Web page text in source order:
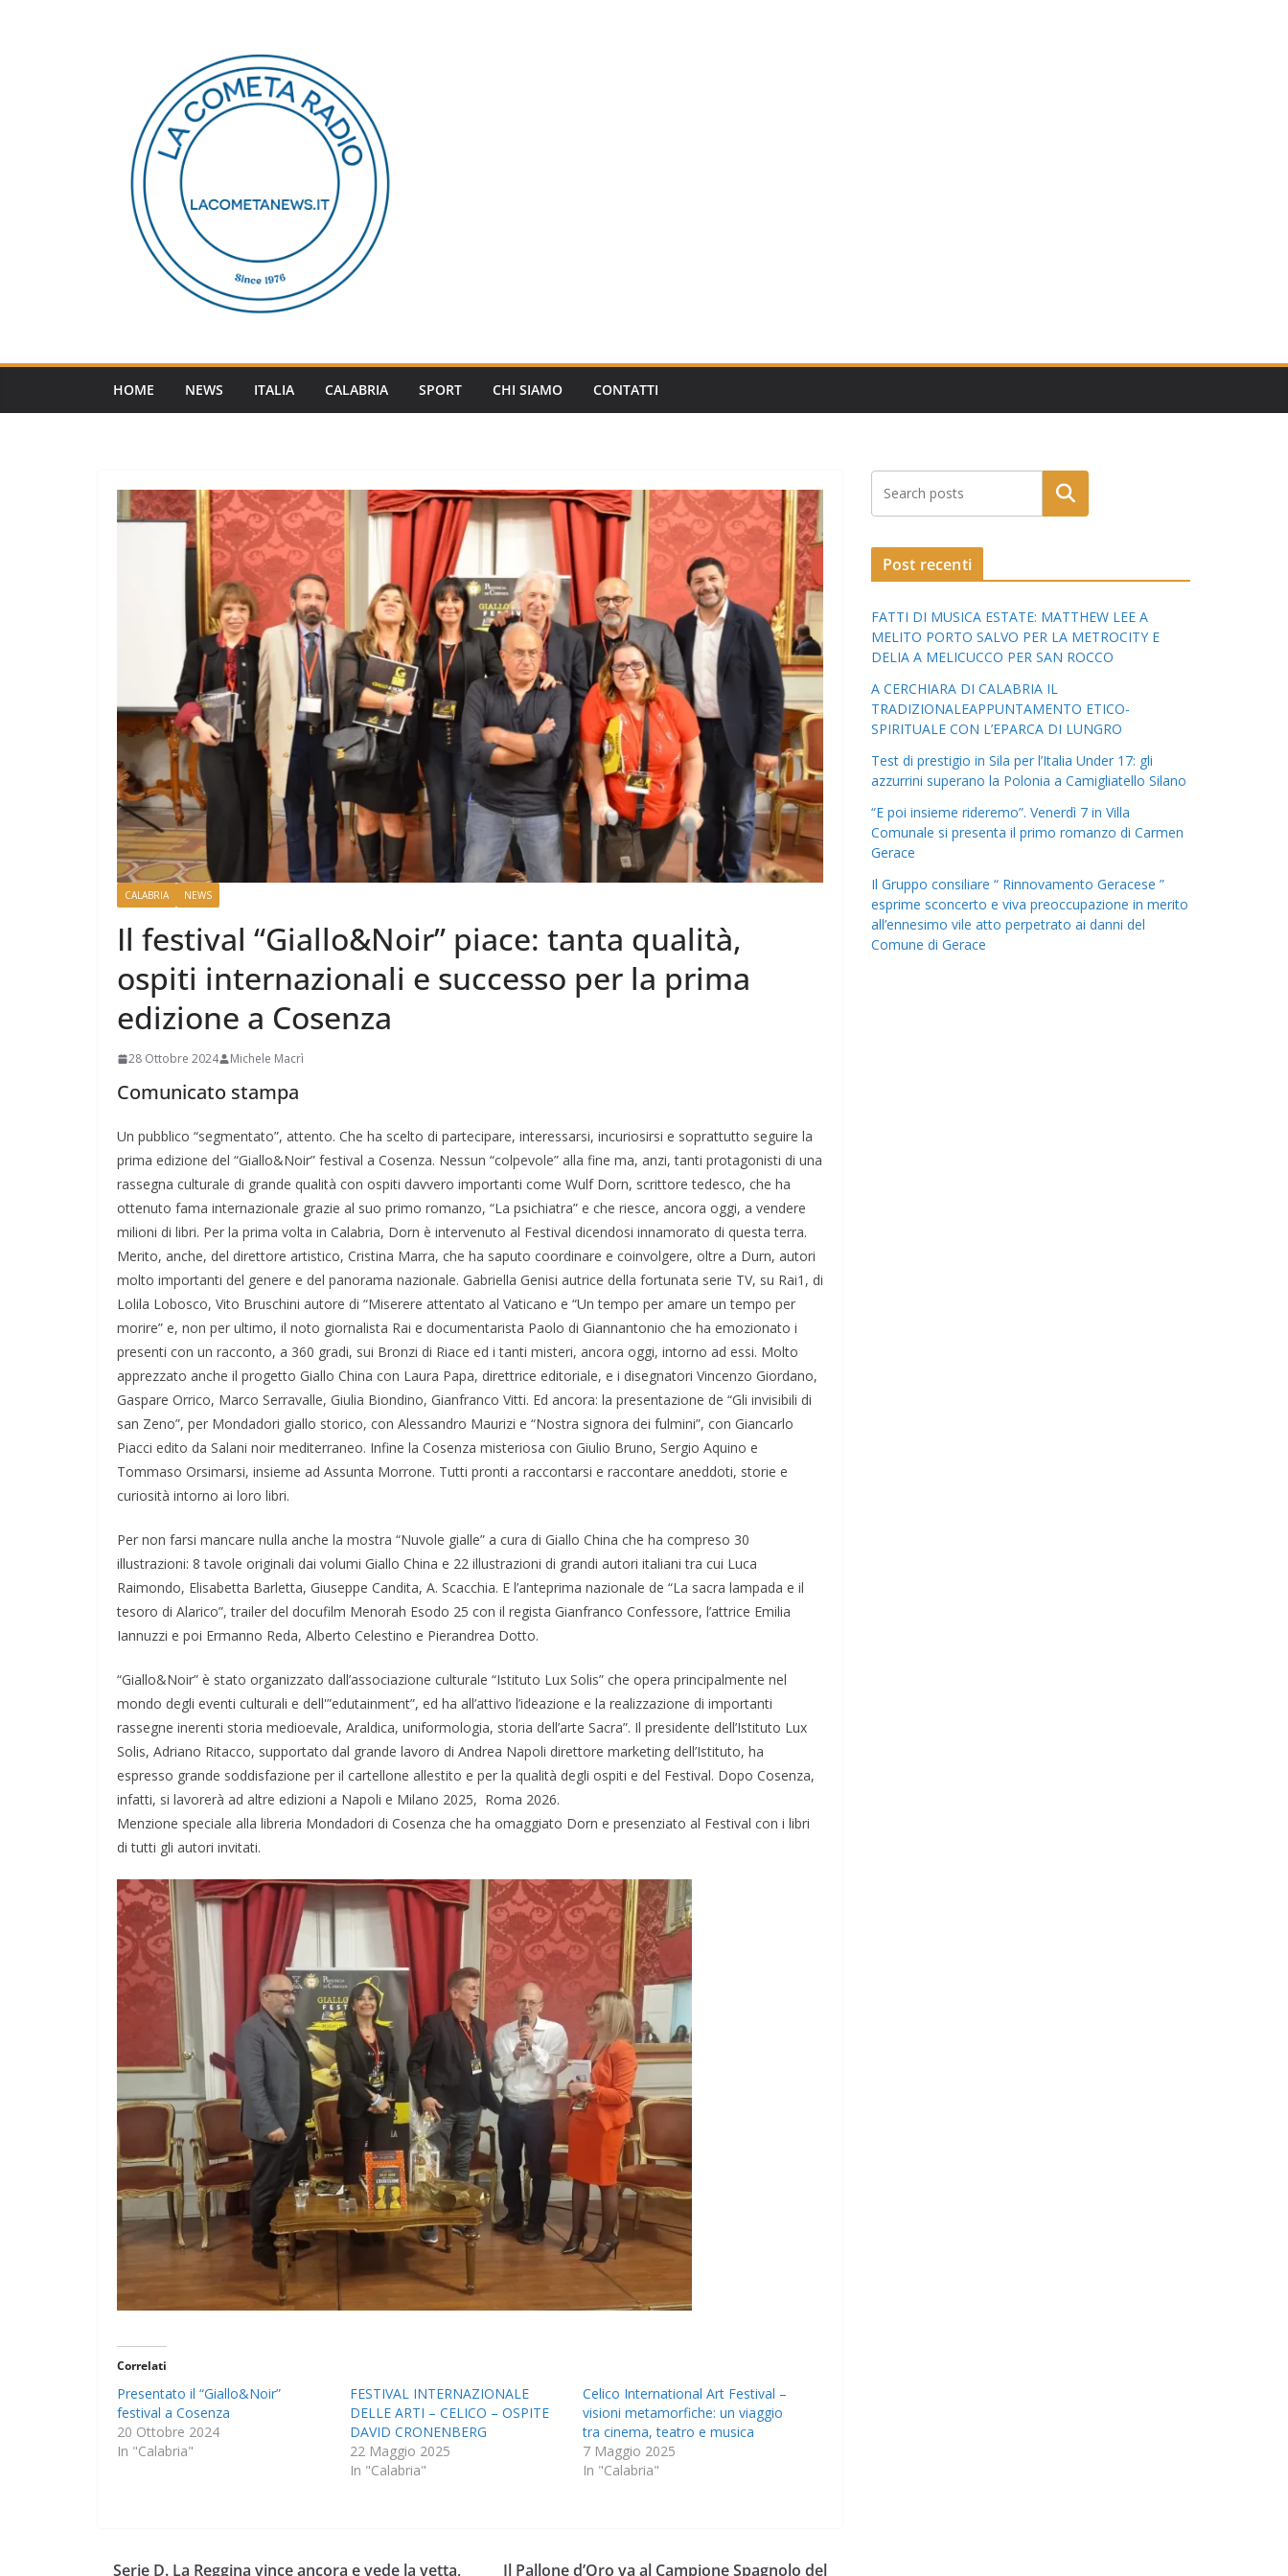
HOME NEWS ITALIA CALABRIA SPORT CHI SIAMO CONTATTI
CALABRIA NEWS
Il festival “Giallo&Noir” piace: tanta qualità,
ospiti internazionali e successo per la prima
edizione a Cosenza
28 Ottobre 2024 Michele Macrì
Comunicato stampa
Un pubblico “segmentato”, attento. Che ha scelto di partecipare, interessarsi, incuriosirsi e soprattutto seguire la
prima edizione del “Giallo&Noir” festival a Cosenza. Nessun “colpevole” alla fine ma, anzi, tanti protagonisti di una
rassegna culturale di grande qualità con ospiti davvero importanti come Wulf Dorn, scrittore tedesco, che ha
ottenuto fama internazionale grazie al suo primo romanzo, “La psichiatra” e che riesce, ancora oggi, a vendere
milioni di libri. Per la prima volta in Calabria, Dorn è intervenuto al Festival dicendosi innamorato di questa terra.
Merito, anche, del direttore artistico, Cristina Marra, che ha saputo coordinare e coinvolgere, oltre a Durn, autori
molto importanti del genere e del panorama nazionale. Gabriella Genisi autrice della fortunata serie TV, su Rai1, di
Lolila Lobosco, Vito Bruschini autore di “Miserere attentato al Vaticano e “Un tempo per amare un tempo per
morire” e, non per ultimo, il noto giornalista Rai e documentarista Paolo di Giannantonio che ha emozionato i
presenti con un racconto, a 360 gradi, sui Bronzi di Riace ed i tanti misteri, ancora oggi, intorno ad essi. Molto
apprezzato anche il progetto Giallo China con Laura Papa, direttrice editoriale, e i disegnatori Vincenzo Giordano,
Gaspare Orrico, Marco Serravalle, Giulia Biondino, Gianfranco Vitti. Ed ancora: la presentazione de “Gli invisibili di
san Zeno”, per Mondadori giallo storico, con Alessandro Maurizi e “Nostra signora dei fulmini”, con Giancarlo
Piacci edito da Salani noir mediterraneo. Infine la Cosenza misteriosa con Giulio Bruno, Sergio Aquino e
Tommaso Orsimarsi, insieme ad Assunta Morrone. Tutti pronti a raccontarsi e raccontare aneddoti, storie e
curiosità intorno ai loro libri.
Per non farsi mancare nulla anche la mostra “Nuvole gialle” a cura di Giallo China che ha compreso 30
illustrazioni: 8 tavole originali dai volumi Giallo China e 22 illustrazioni di grandi autori italiani tra cui Luca
Raimondo, Elisabetta Barletta, Giuseppe Candita, A. Scacchia. E l’anteprima nazionale de “La sacra lampada e il
tesoro di Alarico”, trailer del docufilm Menorah Esodo 25 con il regista Gianfranco Confessore, l’attrice Emilia
Iannuzzi e poi Ermanno Reda, Alberto Celestino e Pierandrea Dotto.
“Giallo&Noir” è stato organizzato dall’associazione culturale “Istituto Lux Solis” che opera principalmente nel
mondo degli eventi culturali e dell'”edutainment”, ed ha all’attivo l’ideazione e la realizzazione di importanti
rassegne inerenti storia medioevale, Araldica, uniformologia, storia dell’arte Sacra”. Il presidente dell’Istituto Lux
Solis, Adriano Ritacco, supportato dal grande lavoro di Andrea Napoli direttore marketing dell’Istituto, ha
espresso grande soddisfazione per il cartellone allestito e per la qualità degli ospiti e del Festival. Dopo Cosenza,
infatti, si lavorerà ad altre edizioni a Napoli e Milano 2025, Roma 2026.
Menzione speciale alla libreria Mondadori di Cosenza che ha omaggiato Dorn e presenziato al Festival con i libri
di tutti gli autori invitati.
Correlati
Presentato il “Giallo&Noir”
festival a Cosenza
20 Ottobre 2024
In "Calabria"
FESTIVAL INTERNAZIONALE
DELLE ARTI – CELICO – OSPITE
DAVID CRONENBERG
22 Maggio 2025
In "Calabria"
Celico International Art Festival –
visioni metamorfiche: un viaggio
tra cinema, teatro e musica
7 Maggio 2025
In "Calabria"
Serie D. La Reggina vince ancora e vede la vetta, Il Pallone d’Oro va al Campione Spagnolo del
Post recenti
FATTI DI MUSICA ESTATE: MATTHEW LEE A
MELITO PORTO SALVO PER LA METROCITY E
DELIA A MELICUCCO PER SAN ROCCO
A CERCHIARA DI CALABRIA IL
TRADIZIONALEAPPUNTAMENTO ETICO-
SPIRITUALE CON L’EPARCA DI LUNGRO
Test di prestigio in Sila per l’Italia Under 17: gli
azzurrini superano la Polonia a Camigliatello Silano
“E poi insieme rideremo”. Venerdì 7 in Villa
Comunale si presenta il primo romanzo di Carmen
Gerace
Il Gruppo consiliare “ Rinnovamento Geracese ”
esprime sconcerto e viva preoccupazione in merito
all’ennesimo vile atto perpetrato ai danni del
Comune di Gerace